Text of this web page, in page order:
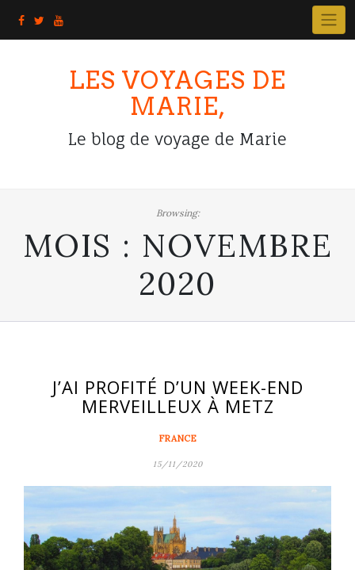
LES VOYAGES DE
MARIE,
Le blog de voyage de Marie
Browsing:
MOIS : NOVEMBRE
2020
J’AI PROFITÉ D’UN WEEK-END
MERVEILLEUX À METZ
FRANCE
15/11/2020